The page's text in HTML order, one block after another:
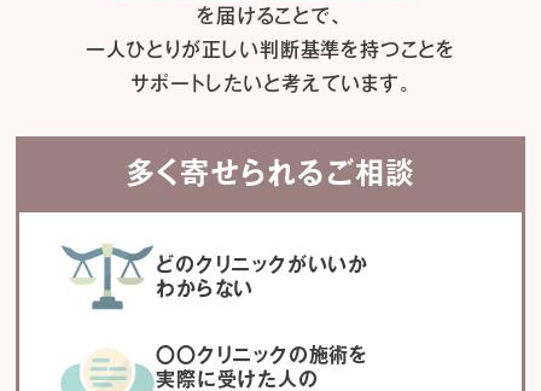
を届けることで、
一人ひとりが正しい判断基準を持つことを
サポートしたいと考えています。
多く寄せられるご相談
どのクリニックがいいか
わからない
〇〇クリニックの施術を
実際に受けた人の